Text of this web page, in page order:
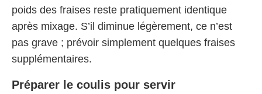
poids des fraises reste pratiquement identique
après mixage. S’il diminue légèrement, ce n’est
pas grave ; prévoir simplement quelques fraises
supplémentaires.
Préparer le coulis pour servir